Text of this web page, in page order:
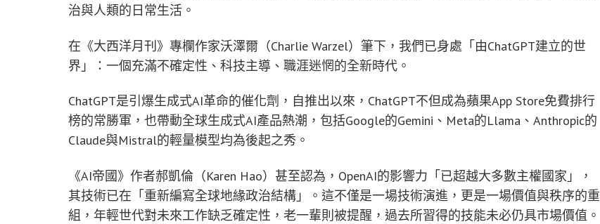
治與人類的日常生活。
在《大西洋月刊》專欄作家沃澤爾（Charlie Warzel）筆下，我們已身處「由ChatGPT建立的世
界」：一個充滿不確定性、科技主導、職涯迷惘的全新時代。
ChatGPT是引爆生成式AI革命的催化劑，自推出以來，ChatGPT不但成為蘋果App Store免費排行
榜的常勝軍，也帶動全球生成式AI產品熱潮，包括Google的Gemini、Meta的Llama、Anthropic的
Claude與Mistral的輕量模型均為後起之秀。
《AI帝國》作者郝凱倫（Karen Hao）甚至認為，OpenAI的影響力「已超越大多數主權國家」，
其技術已在「重新編寫全球地緣政治結構」。這不僅是一場技術演進，更是一場價值與秩序的重
組，年輕世代對未來工作缺乏確定性，老一輩則被提醒，過去所習得的技能未必仍具市場價值。